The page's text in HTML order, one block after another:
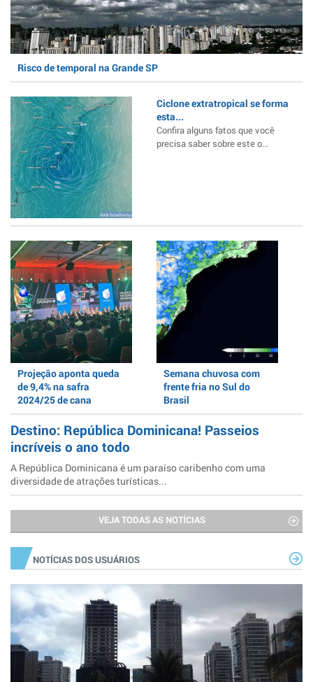
Risco de temporal na Grande SP
Ciclone extratropical se forma
esta...
Confira alguns fatos que você
precisa saber sobre este o...
Projeção aponta queda
de 9,4% na safra
2024/25 de cana
Semana chuvosa com
frente fria no Sul do
Brasil
Destino: República Dominicana! Passeios
incríveis o ano todo
A República Dominicana é um paraíso caribenho com uma
diversidade de atrações turísticas...
VEJA TODAS AS NOTÍCIAS
NOTÍCIAS DOS USUÁRIOS